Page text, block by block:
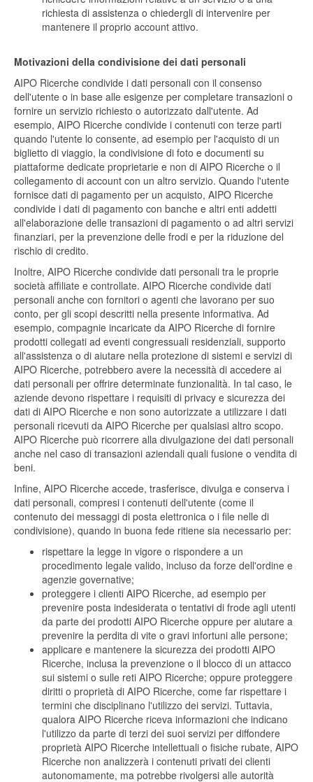
richiesta di assistenza o chiedergli di intervenire per
mantenere il proprio account attivo.
Motivazioni della condivisione dei dati personali
AIPO Ricerche condivide i dati personali con il consenso
dell'utente o in base alle esigenze per completare transazioni o
fornire un servizio richiesto o autorizzato dall'utente. Ad
esempio, AIPO Ricerche condivide i contenuti con terze parti
quando l'utente lo consente, ad esempio per l'acquisto di un
biglietto di viaggio, la condivisione di foto e documenti su
piattaforme dedicate proprietarie e non di AIPO Ricerche o il
collegamento di account con un altro servizio. Quando l'utente
fornisce dati di pagamento per un acquisto, AIPO Ricerche
condivide i dati di pagamento con banche e altri enti addetti
all'elaborazione delle transazioni di pagamento o ad altri servizi
finanziari, per la prevenzione delle frodi e per la riduzione del
rischio di credito.
Inoltre, AIPO Ricerche condivide dati personali tra le proprie
società affiliate e controllate. AIPO Ricerche condivide dati
personali anche con fornitori o agenti che lavorano per suo
conto, per gli scopi descritti nella presente informativa. Ad
esempio, compagnie incaricate da AIPO Ricerche di fornire
prodotti collegati ad eventi congressuali residenziali, supporto
all'assistenza o di aiutare nella protezione di sistemi e servizi di
AIPO Ricerche, potrebbero avere la necessità di accedere ai
dati personali per offrire determinate funzionalità. In tal caso, le
aziende devono rispettare i requisiti di privacy e sicurezza dei
dati di AIPO Ricerche e non sono autorizzate a utilizzare i dati
personali ricevuti da AIPO Ricerche per qualsiasi altro scopo.
AIPO Ricerche può ricorrere alla divulgazione dei dati personali
anche nel caso di transazioni aziendali quali fusione o vendita di
beni.
Infine, AIPO Ricerche accede, trasferisce, divulga e conserva i
dati personali, compresi i contenuti dell'utente (come il
contenuto dei messaggi di posta elettronica o i file nelle di
condivisione), quando in buona fede ritiene sia necessario per:
rispettare la legge in vigore o rispondere a un
procedimento legale valido, incluso da forze dell'ordine e
agenzie governative;
proteggere i clienti AIPO Ricerche, ad esempio per
prevenire posta indesiderata o tentativi di frode agli utenti
da parte dei prodotti AIPO Ricerche oppure per aiutare a
prevenire la perdita di vite o gravi infortuni alle persone;
applicare e mantenere la sicurezza dei prodotti AIPO
Ricerche, inclusa la prevenzione o il blocco di un attacco
sui sistemi o sulle reti AIPO Ricerche; oppure proteggere
diritti o proprietà di AIPO Ricerche, come far rispettare i
termini che disciplinano l'utilizzo dei servizi. Tuttavia,
qualora AIPO Ricerche riceva informazioni che indicano
l'utilizzo da parte di terzi dei suoi servizi per diffondere
proprietà AIPO Ricerche intellettuali o fisiche rubate, AIPO
Ricerche non analizzerà i contenuti privati dei clienti
autonomamente, ma potrebbe rivolgersi alle autorità